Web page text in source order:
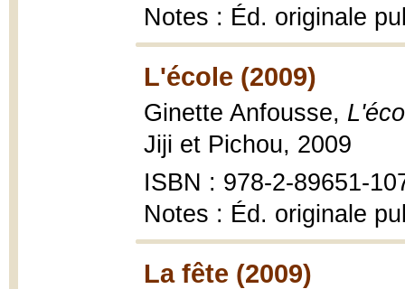
Notes : Éd. originale
L'école (2009)
Ginette Anfousse,
Jiji et Pichou, 2009
ISBN : 978-2-89651-
Notes : Éd. originale
La fête (2009)